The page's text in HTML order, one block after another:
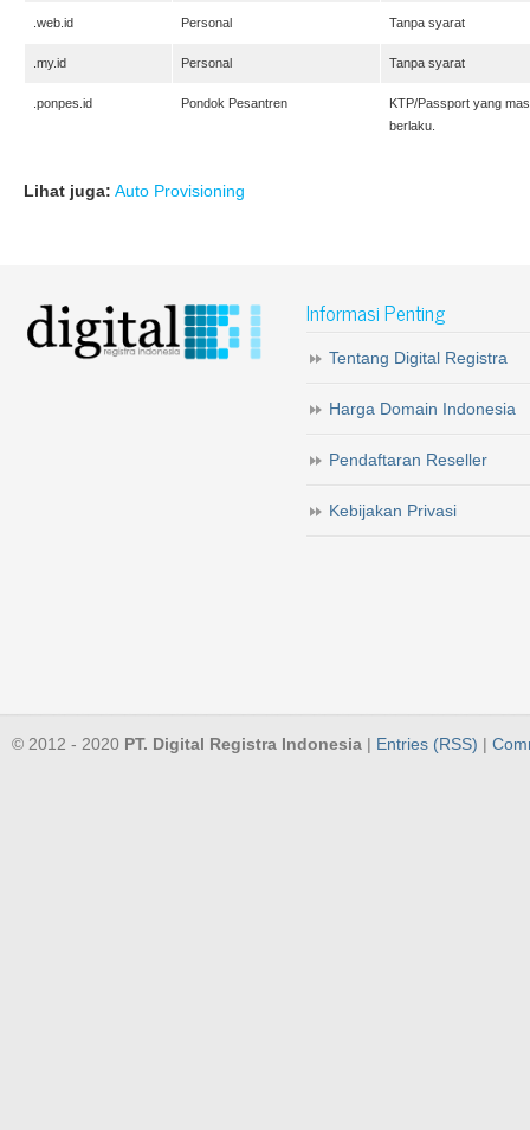
.web.id Personal Tanpa syarat
.my.id Personal Tanpa syarat
.ponpes.id Pondok Pesantren
KTP/Passport yang
berlaku.
Lihat juga: Auto Provisioning
Informasi Penting
Tentang Digital Registra
Harga Domain Indonesia
Pendaftaran Reseller
Kebijakan Privasi
© 2012 - 2020 PT. Digital Registra Indonesia | Entries (RSS) |